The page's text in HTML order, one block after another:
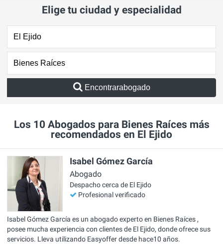
Elige tu ciudad y especialidad
Encontrarabogado
Los 10 Abogados para Bienes Raíces más
recomendados en El Ejido
Isabel Gómez García
Abogado
Despacho cerca de El Ejido
Profesional verificado
Isabel Gómez García es un abogado experto en Bienes Raíces ,
posee mucha experiencia con clientes de El Ejido, donde ofrece sus
servicios. Lleva utilizando Easyoffer desde hace10 años.